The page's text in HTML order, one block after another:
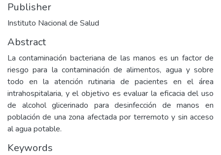
Publisher
Instituto Nacional de Salud
Abstract
La contaminación bacteriana de las manos es un factor de
riesgo para la contaminación de alimentos, agua y sobre
todo en la atención rutinaria de pacientes en el área
intrahospitalaria, y el objetivo es evaluar la eficacia del uso
de alcohol glicerinado para desinfección de manos en
población de una zona afectada por terremoto y sin acceso
al agua potable.
Keywords